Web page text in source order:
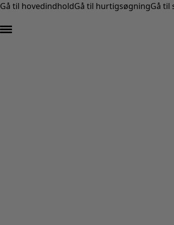
Gå til hovedindholdGå til hurtigsøgningGå til